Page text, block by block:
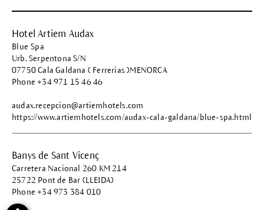
Hotel Artiem Audax
Blue Spa
Urb. Serpentona S/N
07750 Cala Galdana ( Ferrerias )MENORCA
Phone +34 971 15 46 46
audax.recepcion@artiemhotels.com
https://www.artiemhotels.com/audax-cala-galdana/blue-spa.html
Banys de Sant Vicenç
Carretera Nacional 260 KM 214
25722 Pont de Bar (LLEIDA)
Phone +34 973 384 010